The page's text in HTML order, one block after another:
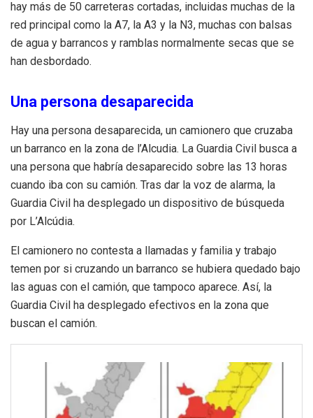
hay más de 50 carreteras cortadas, incluidas muchas de la
red principal como la A7, la A3 y la N3, muchas con balsas
de agua y barrancos y ramblas normalmente secas que se
han desbordado.
Una persona desaparecida
Hay una persona desaparecida, un camionero que cruzaba
un barranco en la zona de l’Alcudia. La Guardia Civil busca a
una persona que habría desaparecido sobre las 13 horas
cuando iba con su camión. Tras dar la voz de alarma, la
Guardia Civil ha desplegado un dispositivo de búsqueda
por L’Alcúdia.
El camionero no contesta a llamadas y familia y trabajo
temen por si cruzando un barranco se hubiera quedado bajo
las aguas con el camión, que tampoco aparece. Así, la
Guardia Civil ha desplegado efectivos en la zona que
buscan el camión.